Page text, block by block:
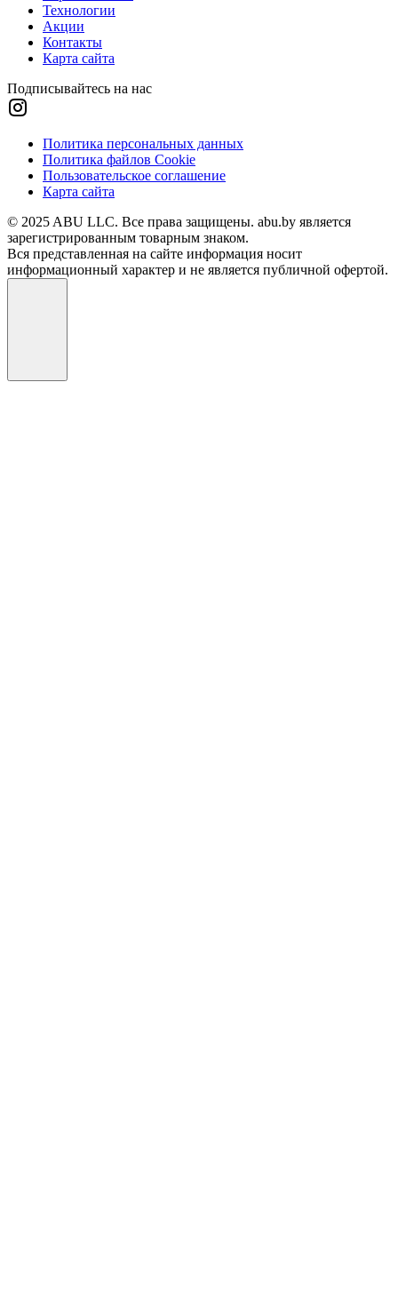
Технологии
Акции
Контакты
Карта сайта
Подписывайтесь на нас
Политика персональных данных
Политика файлов Cookie
Пользовательское соглашение
Карта сайта
© 2025 ABU LLC. Все права защищены. abu.by является
зарегистрированным товарным знаком.
Вся представленная на сайте информация носит
информационный характер и не является публичной офертой.